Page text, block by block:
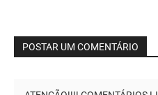
POSTAR UM COMENTÁRIO